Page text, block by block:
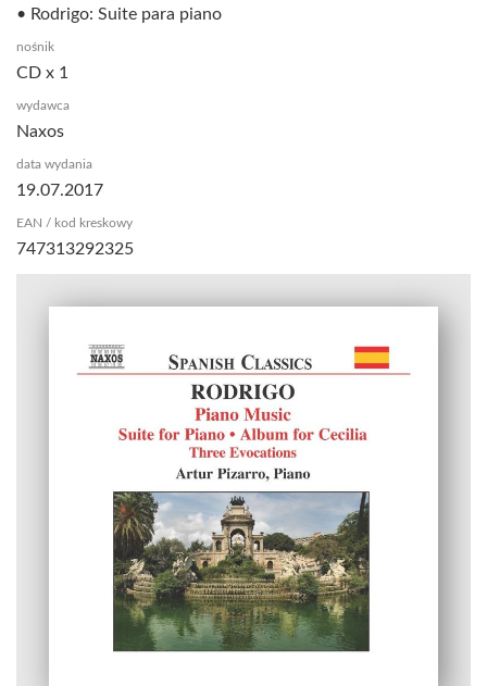
• Rodrigo: Suite para piano
nośnik
CD x 1
wydawca
Naxos
data wydania
19.07.2017
EAN / kod kreskowy
747313292325